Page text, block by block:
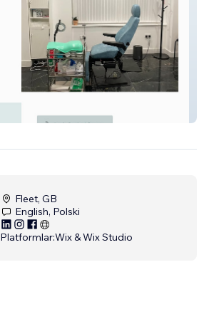
Fleet, GB
English, Polski
Platformlar:Wix & Wix Studio